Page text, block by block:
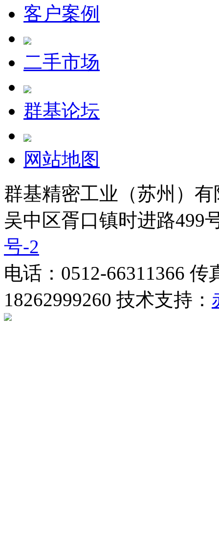
客户案例
二手市场
群基论坛
网站地图
群基精密工业（苏州）
吴中区胥口镇时进路499
号-2
电话：0512-66311366
18262999260 技术支持：